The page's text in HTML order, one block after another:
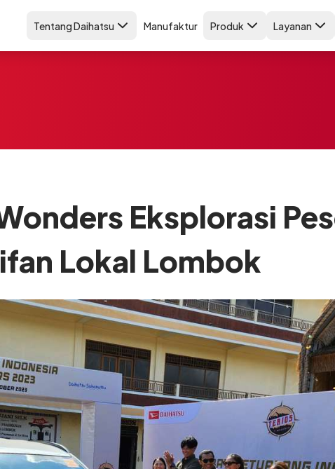
Tentang Daihatsu Manufaktur Produk Layanan
Eksplorasi
Lokal Lombok